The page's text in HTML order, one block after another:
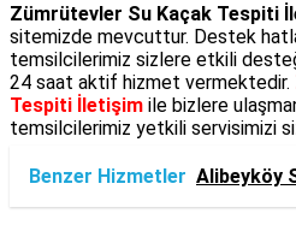
Zümrütevler Su Kaçak Tespiti
sitemizde mevcuttur. Destek
temsilcilerimiz sizlere etkili
24 saat aktif hizmet vermektedir.
Tespiti İletişim ile bizlere
temsilcilerimiz yetkili servisimizi
Benzer Hizmetler Alibeyköy